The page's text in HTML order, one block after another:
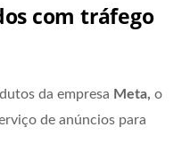
com tráfego
da empresa Meta, o
de anúncios para